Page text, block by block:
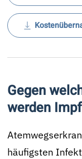
Gegen
werden
häufigsten